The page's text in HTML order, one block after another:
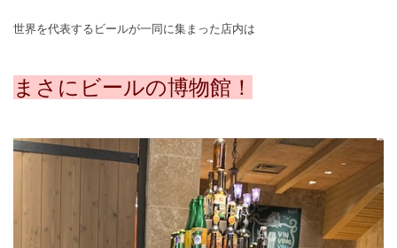
世界を代表するビールが一同に集まった店内は
まさにビールの博物館！